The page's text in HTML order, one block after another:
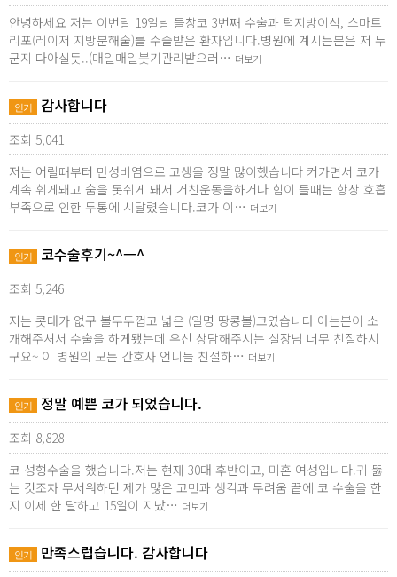
안녕하세요 저는 이번달 19일날 들창코 3번째 수술과 턱지방이식, 스마트
리포(레이저 지방분해술)를 수술받은 환자입니다.병원에 계시는분은 저 누
군지 다아실듯..(매일매일붓기관리받으러… 더보기
인기 감사합니다
조회 5,041
저는 어릴때부터 만성비염으로 고생을 정말 많이했습니다 커가면서 코가
계속 휘게돼고 숨을 못쉬게 돼서 거친운동을하거나 힘이 들때는 항상 호흡
부족으로 인한 두통에 시달렸습니다.코가 이… 더보기
인기 코수술후기~^ㅡ^
조회 5,246
저는 콧대가 없구 볼두두껍고 넓은 (일명 땅콩볼)코였습니다 아는분이 소
개해주셔서 수술을 하게됐는데 우선 상담해주시는 실장님 너무 친절하시
구요~ 이 병원의 모든 간호사 언니들 친절하… 더보기
인기 정말 예쁜 코가 되었습니다.
조회 8,828
코 성형수술을 했습니다.저는 현재 30대 후반이고, 미혼 여성입니다.귀 뚫
는 것조차 무서워하던 제가 많은 고민과 생각과 두려움 끝에 코 수술을 한
지 이제 한 달하고 15일이 지났… 더보기
인기 만족스럽습니다. 감사합니다